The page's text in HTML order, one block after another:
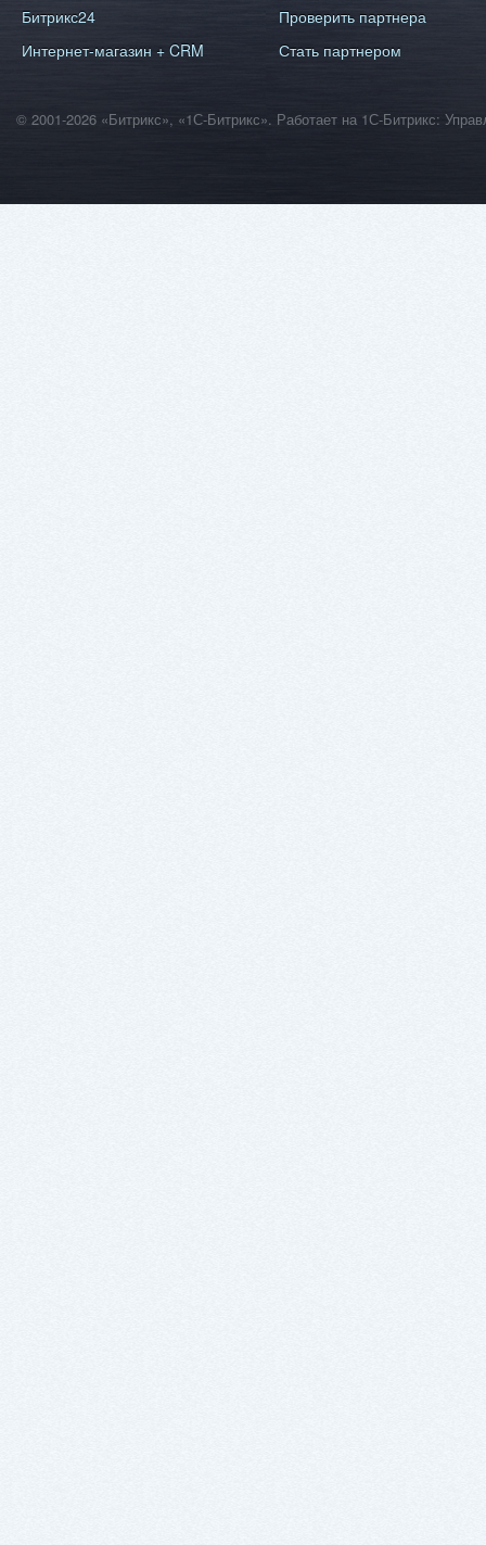
Битрикс24
Интернет-магазин + CRM
Проверить партнера
Стать партнером
© 2001-2026 «Битрикс», «1С-Битрикс». Работает на 1С-Битрикс: